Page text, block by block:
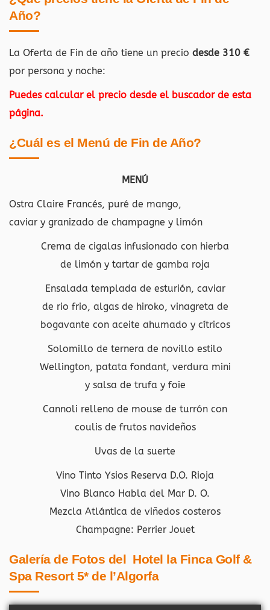
Año?
La Oferta de Fin de año tiene un precio desde 310 €
por persona y noche:
Puedes calcular el precio desde el buscador de esta
página.
¿Cuál es el Menú de Fin de Año?
MENÚ
Ostra Claire Francés, puré de mango,
caviar y granizado de champagne y limón
Crema de cigalas infusionado con hierba
de limón y tartar de gamba roja
Ensalada templada de esturión, caviar
de rio frio, algas de hiroko, vinagreta de
bogavante con aceite ahumado y cítricos
Solomillo de ternera de novillo estilo
Wellington, patata fondant, verdura mini
y salsa de trufa y foie
Cannoli relleno de mouse de turrón con
coulis de frutos navideños
Uvas de la suerte
Vino Tinto Ysios Reserva D.O. Rioja
Vino Blanco Habla del Mar D. O.
Mezcla Atlántica de viñedos costeros
Champagne: Perrier Jouet
Galería de Fotos del Hotel la Finca Golf &
Spa Resort 5* de l’Algorfa